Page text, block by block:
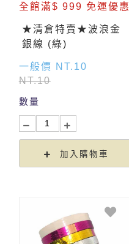
全館滿$ 999 免運優惠
★清倉特賣★波浪金
銀線 (綠)
一般價 NT.10
NT.10
數量
加入購物車